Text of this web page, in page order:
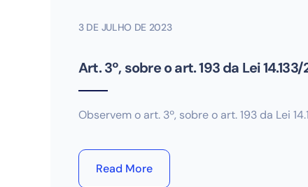
3 DE JULHO DE 2023
Art. 3º, sobre o art. 193 da Lei 14.133/
Observem o art. 3º, sobre o art. 193 da Lei
Read More